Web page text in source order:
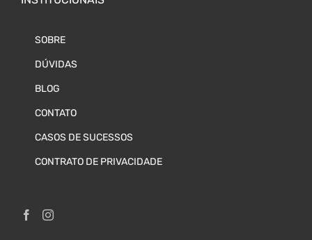
SOBRE
DÚVIDAS
BLOG
CONTATO
CASOS DE SUCESSOS
CONTRATO DE PRIVACIDADE